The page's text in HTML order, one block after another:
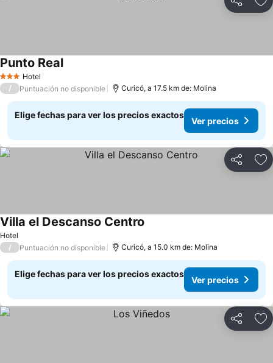
Compartir
3 Estrellas
Hotel
Punto Real
/ Puntuación no disponible Curicó, a 17.5 km de: Molina
Elige fechas para ver los precios exactos
Ver precios
Compartir
Hotel
Villa el Descanso Centro
/ Puntuación no disponible Curicó, a 15.0 km de: Molina
Elige fechas para ver los precios exactos
Ver precios
Compartir